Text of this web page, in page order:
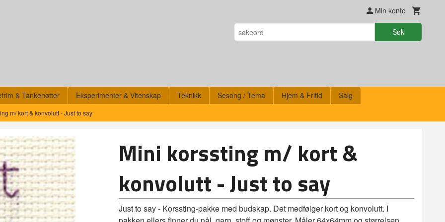
Min konto
Søk
& Tankenøtter Eksperimenter & Vitenskap Teknikk Sesong / Tema Hjem & Fritid Salg
m/ kort & konvolutt - Just to say
Mini korssting m/ kort &
konvolutt - Just to say
Just to say - Korssting-pakke med budskap. Det medfølger kort og konvolutt. I